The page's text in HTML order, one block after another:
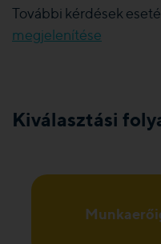
További kérdések
megjelenítése
Kiválasztási